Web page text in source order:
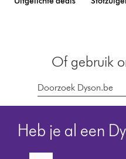
Of gebruik
Heb je al een